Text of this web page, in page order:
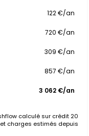
122 €/an
720 €/an
309 €/an
857 €/an
3 062 €/an
calculé sur crédit 20
et charges estimés depuis